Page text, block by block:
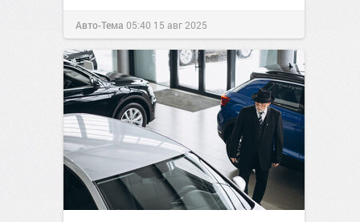
Авто-Тема 05:40 15 авг 2025